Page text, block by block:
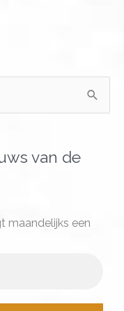
van de
maandelijks een